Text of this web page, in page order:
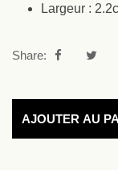
Largeur :
Share:
AJOUTER AU